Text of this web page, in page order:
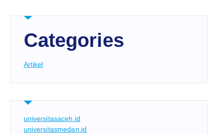
Categories
Artikel
universitasaceh.id
universitasmedan.id